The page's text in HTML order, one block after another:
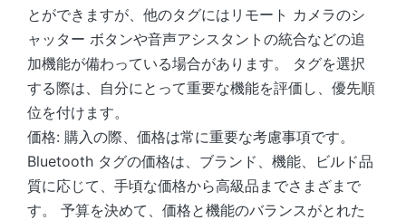
とができますが、他のタグにはリモート カメラのシ
ャッター ボタンや音声アシスタントの統合などの追
加機能が備わっている場合があります。 タグを選択
する際は、自分にとって重要な機能を評価し、優先順
位を付けます。
価格: 購入の際、価格は常に重要な考慮事項です。
Bluetooth タグの価格は、ブランド、機能、ビルド品
質に応じて、手頃な価格から高級品までさまざまで
す。 予算を決めて、価格と機能のバランスがとれた